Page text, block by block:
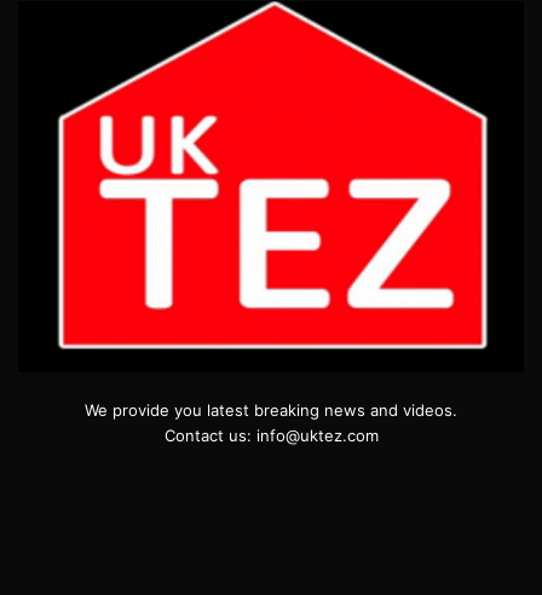
We provide you latest breaking news and videos.
Contact us: info@uktez.com